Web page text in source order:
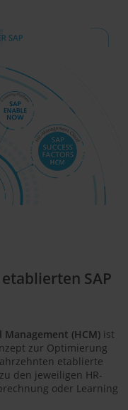
SAP
Management (HCM) ist
zur Optimierung
etablierte
den jeweiligen HR-
oder Learning